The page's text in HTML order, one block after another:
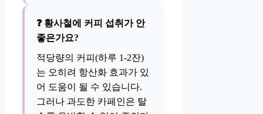
❓ 황사철에 커피 섭취가 안
좋은가요?
적당량의 커피(하루 1-2잔)
는 오히려 항산화 효과가 있
어 도움이 될 수 있습니다.
그러나 과도한 카페인은 탈